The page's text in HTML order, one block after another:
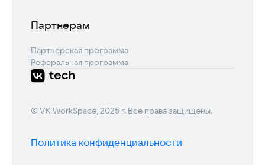
Партнерам
Партнерская программа
Реферальная программа
© VK WorkSpace, 2025 г. Все права защищены.
Политика конфиденциальности